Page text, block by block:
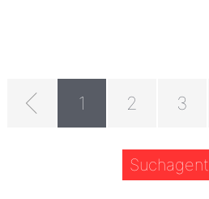
1 2 3
Suchagent